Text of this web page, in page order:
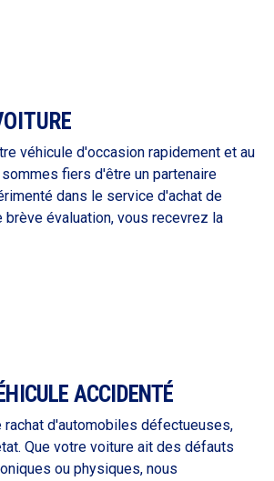
véhicule d'occasion rapidement et au
fiers d'être un partenaire
dans le service d'achat de
brève évaluation, vous recevrez la
ACCIDENTÉ
rachat d'automobiles défectueuses,
Que votre voiture ait des défauts
ou physiques, nous